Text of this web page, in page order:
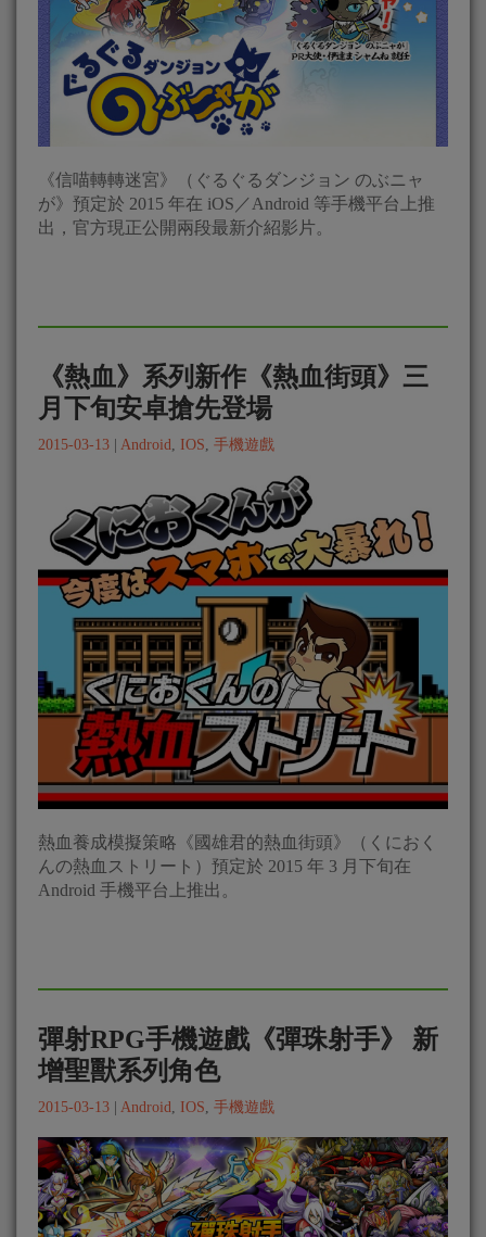
《信喵轉轉迷宮》（ぐるぐるダンジョン のぶニャ
が》預定於 2015 年在 iOS／Android 等手機平台上推
出，官方現正公開兩段最新介紹影片。
《熱血》系列新作《熱血街頭》三
月下旬安卓搶先登場
2015-03-13 | Android IOS 手機遊戲
熱血養成模擬策略《國雄君的熱血街頭》（くにおく
んの熱血ストリート）預定於 2015 年 3 月下旬在
Android 手機平台上推出。
彈射RPG手機遊戲《彈珠射手》 新
增聖獸系列角色
2015-03-13 Android IOS 手機遊戲